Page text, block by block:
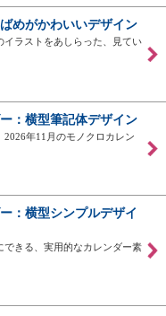
めがかわいいデザイン
ラストをあしらった、見てい
：横型筆記体デザイン
年11月のモノクロカレン
：横型シンプルデザイ
きる、実用的なカレンダー素